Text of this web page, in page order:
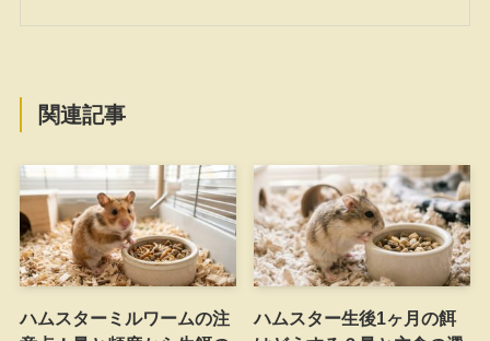
関連記事
ハムスターミルワームの注
ハムスター生後1ヶ月の餌